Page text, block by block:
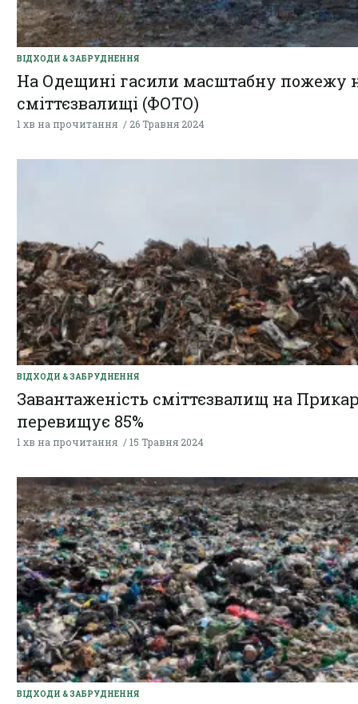
ВІДХОДИ & ЗАБРУДНЕННЯ
На Одещині гасили масштабну пожежу
сміттєзвалищі (ФОТО)
1 хв на прочитання 26 Травня 2024
ВІДХОДИ & ЗАБРУДНЕННЯ
Завантаженість сміттєзвалищ на
перевищує 85%
1 хв на прочитання 15 Травня 2024
ВІДХОДИ & ЗАБРУДНЕННЯ